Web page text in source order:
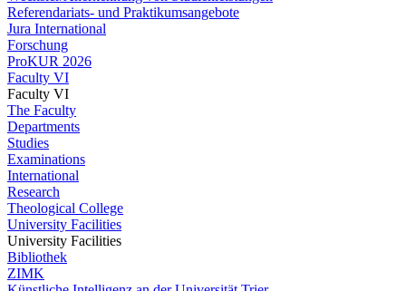
Referendariats- und Praktikumsangebote
Jura International
Forschung
ProKUR 2026
Faculty VI
Faculty VI
The Faculty
Departments
Studies
Examinations
International
Research
Theological College
University Facilities
University Facilities
Bibliothek
ZIMK